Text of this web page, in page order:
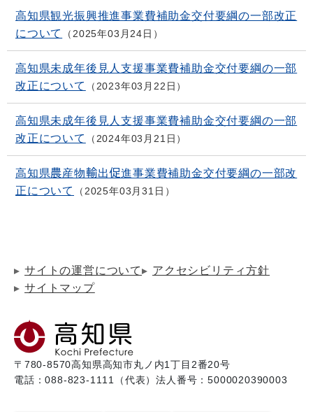
高知県観光振興推進事業費補助金交付要綱の一部改正
について
2025年03月24日
高知県未成年後見人支援事業費補助金交付要綱の一部
改正について
2023年03月22日
高知県未成年後見人支援事業費補助金交付要綱の一部
改正について
2024年03月21日
高知県農産物輸出促進事業費補助金交付要綱の一部改
正について
2025年03月31日
サイトの運営について
アクセシビリティ方針
サイトマップ
〒780-8570高知県高知市丸ノ内1丁目2番20号
電話：088-823-1111（代表）法人番号：5000020390003